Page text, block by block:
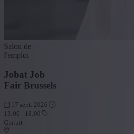
Salon de
l'emploi
Jobat Job
Fair Brussels
17 sept. 2026
13:00 - 18:00
Gratuit